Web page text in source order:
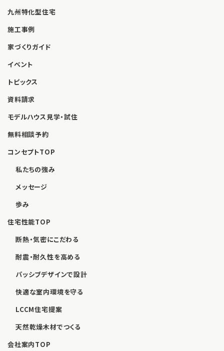
九州特化型住宅
施工事例
家づくりガイド
イベント
トピックス
資料請求
モデルハウス見学・試住
無料相談予約
コンセプトTOP
私たちの強み
メッセージ
歩み
住宅性能TOP
断熱・気密にこだわる
耐震・耐久性を高める
パッシブデザインで設計
快適な室内環境を守る
LCCM住宅提案
天然乾燥木材でつくる
会社案内TOP